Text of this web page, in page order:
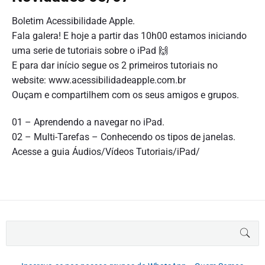
Boletim Acessibilidade Apple.
Fala galera! E hoje a partir das 10h00 estamos iniciando
uma serie de tutoriais sobre o iPad 🙌
E para dar início segue os 2 primeiros tutoriais no
website: www.acessibilidadeapple.com.br
Ouçam e compartilhem com os seus amigos e grupos.
01 – Aprendendo a navegar no iPad.
02 – Multi-Tarefas – Conhecendo os tipos de janelas.
Acesse a guia Áudios/Vídeos Tutoriais/iPad/